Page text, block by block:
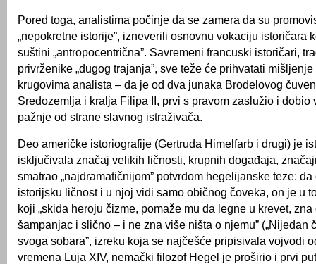
Pored toga, analistima počinje da se zamera da su
„nepokretne istorije”, izneverili osnovnu vokaciju istoričara
suštini „antropocentrična”. Savremeni francuski istoričari,
privrženike „dugog trajanja”, sve teže će prihvatati
krugovima analista – da je od dva junaka Brodelovog
Sredozemlja i kralja Filipa II, prvi s pravom zaslužio i dobio
pažnje od strane slavnog istraživača.
Deo američke istoriografije (Gertruda Himelfarb i drugi) je
isključivala značaj velikih ličnosti, krupnih događaja,
smatrao „najdramatičnijom” potvrdom hegelijanske teze:
istorijsku ličnost i u njoj vidi samo običnog čoveka, on je u
koji „skida heroju čizme, pomaže mu da legne u krevet,
šampanjac i slično – i ne zna više ništa o njemu” („Nijedan
svoga sobara”, izreku koja se najčešće pripisivala vojvodi
vremena Luja XIV, nemački filozof Hegel je proširio i prvi